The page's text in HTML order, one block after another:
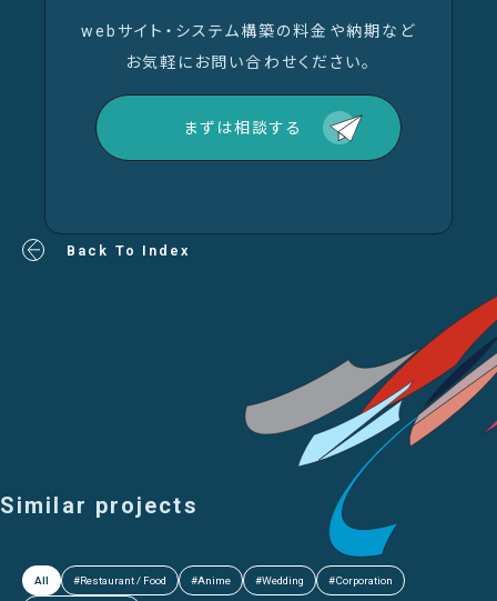
webサイト・システム構築の料金や納期など
お気軽にお問い合わせください。
まずは相談する
Back To Index
Similar projects
All #Restaurant / Food #Anime #Wedding #Corporation